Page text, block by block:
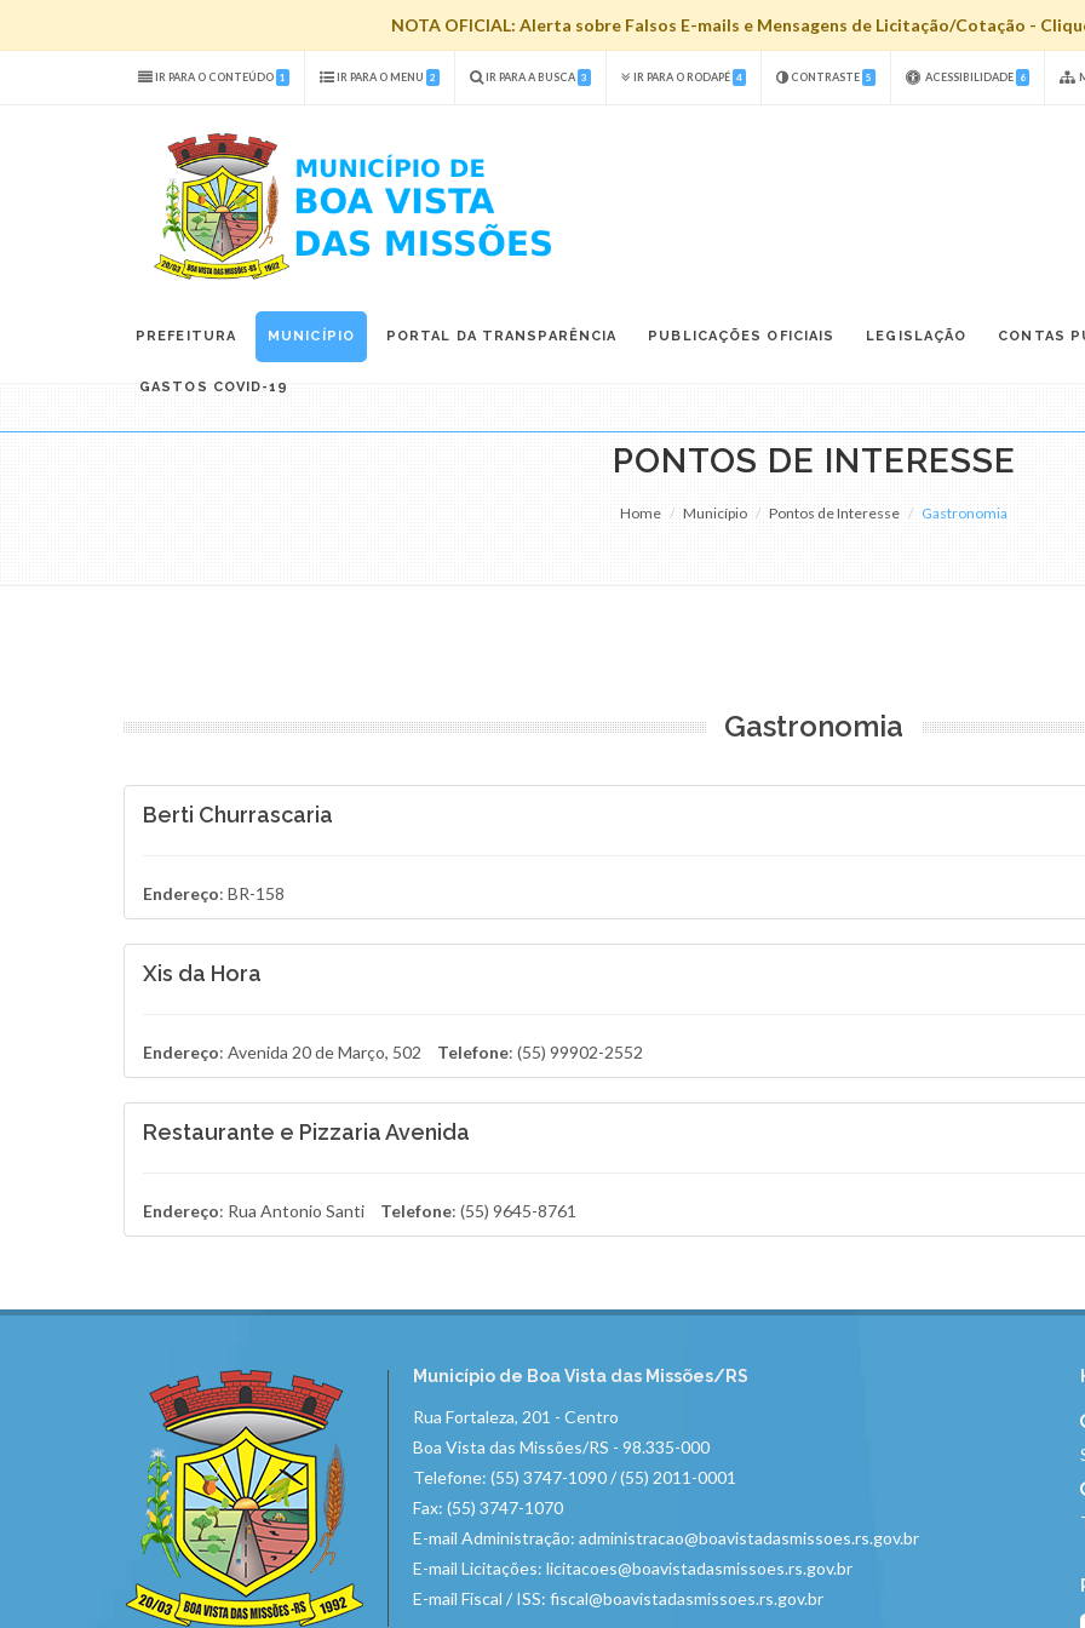
NOTA OFICIAL: Alerta sobre Falsos E-mails e Mensagens de Licitação/Cotação -
IR PARA O CONTEÚDO 1 IR PARA O MENU 2 IR PARA A BUSCA 3 IR PARA O RODAPÉ 4 CONTRASTE 5 ACESSIBILIDADE 6
PREFEITURA MUNICÍPIO PORTAL DA TRANSPARÊNCIA PUBLICAÇÕES OFICIAIS LEGISLAÇÃO CONTAS
GASTOS COVID-19
PONTOS DE INTERESSE
Home Município Pontos de Interesse Gastronomia
Gastronomia
Berti Churrascaria
Endereço: BR-158
Xis da Hora
Endereço: Avenida 20 de Março, 502 Telefone: (55) 99902-2552
Restaurante e Pizzaria Avenida
Endereço: Rua Antonio Santi Telefone: (55) 9645-8761
Município de Boa Vista das Missões/RS
Rua Fortaleza, 201 - Centro
Boa Vista das Missões/RS - 98.335-000
Telefone: (55) 3747-1090 / (55) 2011-0001
Fax: (55) 3747-1070
E-mail Administração: administracao@boavistadasmissoes.rs.gov.br
E-mail Licitações: licitacoes@boavistadasmissoes.rs.gov.br
E-mail Fiscal / ISS: fiscal@boavistadasmissoes.rs.gov.br